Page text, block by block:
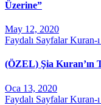
Üzerine”
May 12, 2020
Faydalı SayfalarKuran-
(ÖZEL) Şia Kuran’ın
Oca 13, 2020
Faydalı SayfalarKuran-